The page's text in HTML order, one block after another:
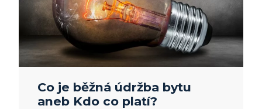
Co je běžná údržba bytu
aneb Kdo co platí?
Kdo
platí?